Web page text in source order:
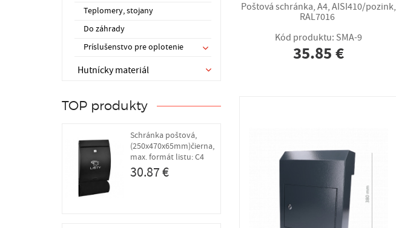
Teplomery, stojany
Do záhrady
Príslušenstvo pre oplotenie
Hutnícky materiál
TOP produkty
Schránka poštová,
(250x470x65mm)čierna,
max. formát listu: C4
30.87 €
Poštová schránka, A4, AISI410/pozink,
RAL7016
Kód produktu: SMA-9
35.85 €